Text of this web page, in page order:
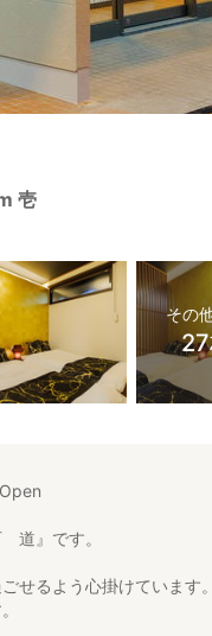
壱
その
道』です。
せるよう心掛けています